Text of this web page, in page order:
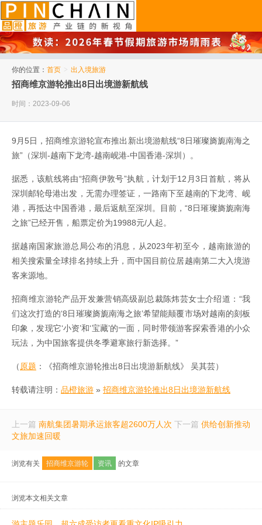
你的位置： 首页 > 出入境旅游
招商维京游轮推出8日出境游新航线
时间：2023-09-06
9月5日，招商维京游轮宣布推出新出境游航线“8日璀璨旖旎南海之
旅”（深圳-越南下龙湾-越南岘港-中国香港-深圳）。
据悉，该航线将由“招商伊敦号”执航，计划于12月3日首航，将从
深圳邮轮母港出发，无需办理签证，一路南下至越南的下龙湾、岘
港，再抵达中国香港，最后返航至深圳。目前，“8日璀璨旖旎南海
之旅”已经开售，船票定价为19988元/人起。
据越南国家旅游总局公布的消息，从2023年初至今，越南旅游的
相关搜索量全球排名持续上升，而中国目前位居越南第二大入境游
客来源地。
招商维京游轮产品开发兼营销高级副总裁陈炜芸女士介绍道：“我
们这次打造的‘8日璀璨旖旎南海之旅’希望能颠覆市场对越南的刻板
印象，发现它‘小资’和‘宝藏’的一面，同时带领游客探索香港的小众
玩法，为中国旅客提供冬季避寒旅行新选择。”
（原题 ：《招商维京游轮推出8日出境游新航线》 吴其芸）
转载请注明： 品橙旅游 » 招商维京游轮推出8日出境游新航线
上一篇 南航集团暑期承运旅客超2600万人次 下一篇 供给创新推动
文旅加速回暖
浏览有关 招商维京游轮 资讯 的文章
浏览本文相关文章